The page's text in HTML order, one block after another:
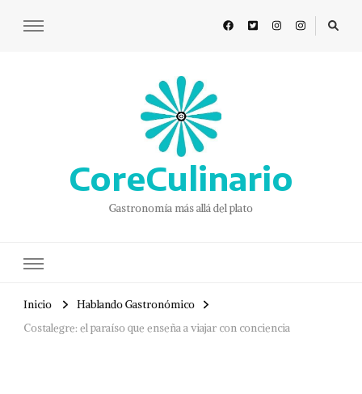
CoreCulinario
Gastronomía más allá del plato
Inicio
Hablando Gastronómico
Costalegre: el paraíso que enseña a viajar con conciencia